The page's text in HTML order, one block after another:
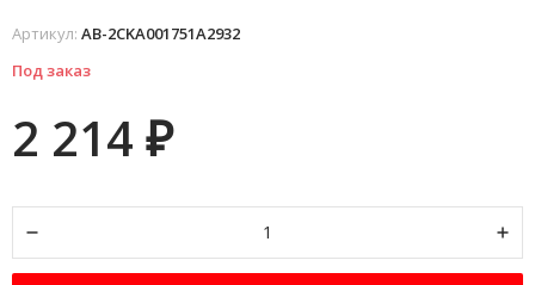
Артикул: AB-2CKA001751A2932
Под заказ
2 214 ₽